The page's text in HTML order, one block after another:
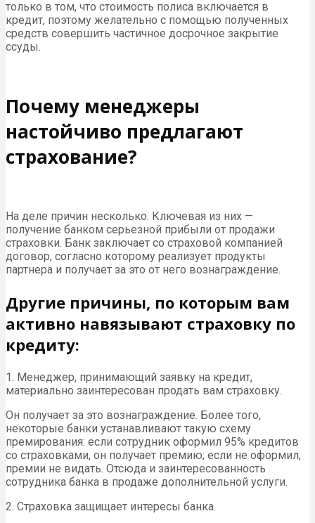
только в том, что стоимость полиса включается в
кредит, поэтому желательно с помощью полученных
средств совершить частичное досрочное закрытие
ссуды.
Почему менеджеры
настойчиво предлагают
страхование?
На деле причин несколько. Ключевая из них —
получение банком серьезной прибыли от продажи
страховки. Банк заключает со страховой компанией
договор, согласно которому реализует продукты
партнера и получает за это от него вознаграждение.
Другие причины, по которым вам
активно навязывают страховку по
кредиту:
1. Менеджер, принимающий заявку на кредит,
материально заинтересован продать вам страховку.
Он получает за это вознаграждение. Более того,
некоторые банки устанавливают такую схему
премирования: если сотрудник оформил 95% кредитов
со страховками, он получает премию; если не оформил,
премии не видать. Отсюда и заинтересованность
сотрудника банка в продаже дополнительной услуги.
2. Страховка защищает интересы банка.